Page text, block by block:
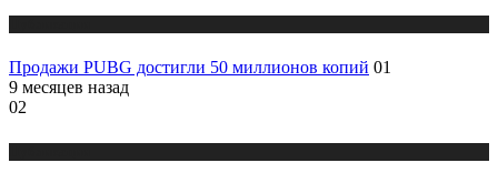
Продажи PUBG достигли 50 миллионов копий 01
9 месяцев назад
02